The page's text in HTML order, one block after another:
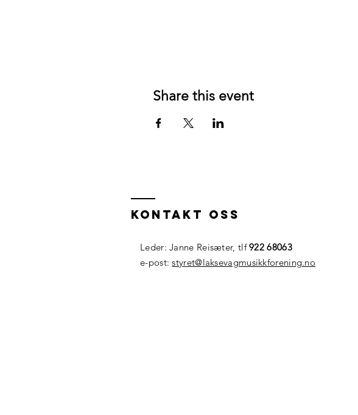
Share this event
Kontakt oss
Leder: Janne Reisæter, tlf922 68063
e-post:styret@laksevagmusikkforening.no